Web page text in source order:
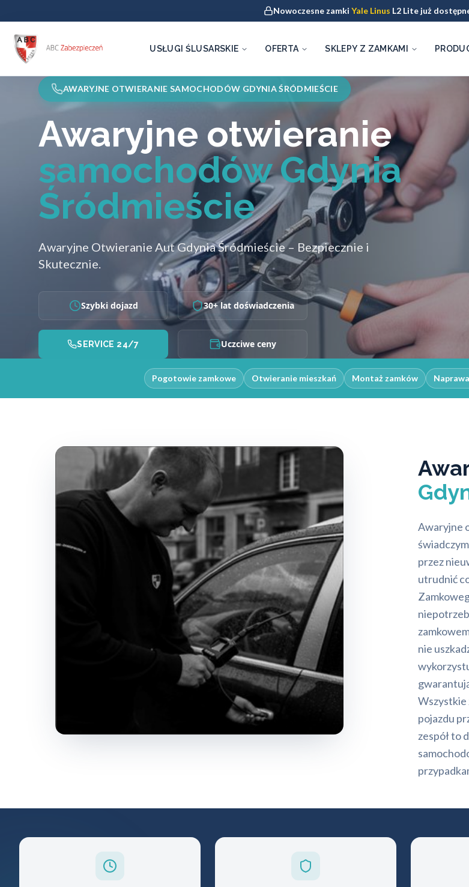
Nowoczesne zamki Yale Linus L2 Lite już
USŁUGI ŚLUSARSKIE OFERTA SKLEPY Z ZAMKAMI
AWARYJNE OTWIERANIE SAMOCHODÓW GDYNIA ŚRÓDMIEŚCIE
Awaryjne otwieranie
samochodów Gdynia
Śródmieście
Awaryjne Otwieranie Aut Gdynia Śródmieście – Bezpiecznie i
Skutecznie.
Szybki dojazd 30+ lat doświadczenia
SERVICE 24/7 Uczciwe ceny
Pogotowie zamkowe Otwieranie mieszkań Montaż zamków
Awaryjne
przez
utrudnić
nie
Wszystkie
pojazdu
zespół to